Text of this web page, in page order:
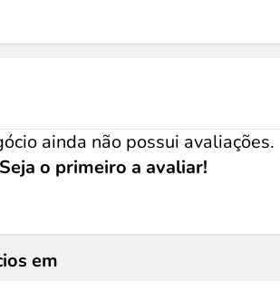
ainda não possui avaliações.
Seja o primeiro a avaliar!
em